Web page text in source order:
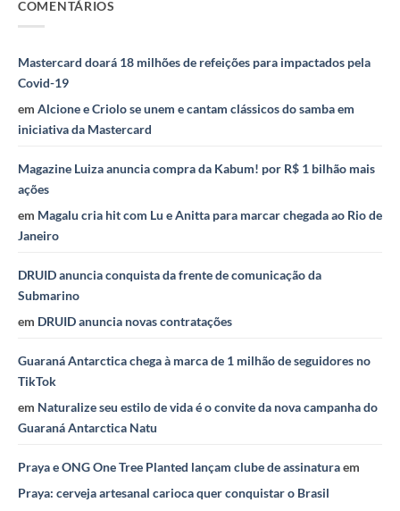
COMENTÁRIOS
Mastercard doará 18 milhões de refeições para impactados pela
Covid-19
em Alcione e Criolo se unem e cantam clássicos do samba em
iniciativa da Mastercard
Magazine Luiza anuncia compra da Kabum! por R$ 1 bilhão mais
ações
em Magalu cria hit com Lu e Anitta para marcar chegada ao Rio de
Janeiro
DRUID anuncia conquista da frente de comunicação da
Submarino
em DRUID anuncia novas contratações
Guaraná Antarctica chega à marca de 1 milhão de seguidores no
TikTok
em Naturalize seu estilo de vida é o convite da nova campanha do
Guaraná Antarctica Natu
Praya e ONG One Tree Planted lançam clube de assinaturaem
Praya: cerveja artesanal carioca quer conquistar o Brasil